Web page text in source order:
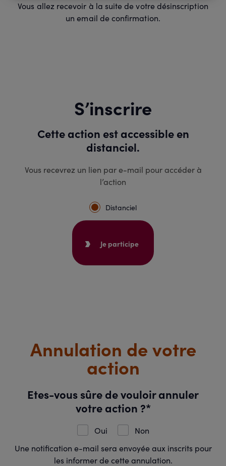
Vous allez recevoir à la suite de votre désinscription
un email de confirmation.
S’inscrire
Cette action est accessible en
distanciel.
Vous recevrez un lien par e-mail pour accéder à
l’action
Distanciel
Je participe
Annulation de votre
action
Etes-vous sûre de vouloir annuler
votre action ?*
Oui
Non
Une notification e-mail sera envoyée aux inscrits pour
les informer de cette annulation.